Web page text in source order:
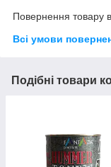
Повернення товару
Всі умови
Подібні товари